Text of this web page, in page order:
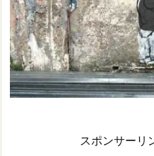
スポンサーリ